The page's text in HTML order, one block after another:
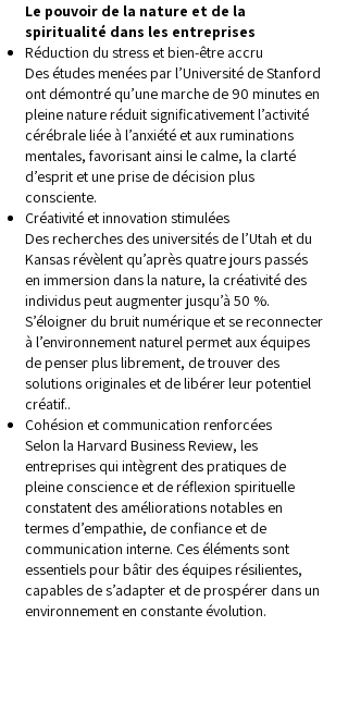
Le pouvoir de la nature et de la
spiritualité dans les entreprises
Réduction du stress et bien-être accru
Des études menées par l’Université de Stanford
ont démontré qu’une marche de 90 minutes en
pleine nature réduit significativement l’activité
cérébrale liée à l’anxiété et aux ruminations
mentales, favorisant ainsi le calme, la clarté
d’esprit et une prise de décision plus
consciente.
Créativité et innovation stimulées
Des recherches des universités de l’Utah et du
Kansas révèlent qu’après quatre jours passés
en immersion dans la nature, la créativité des
individus peut augmenter jusqu’à 50 %.
S’éloigner du bruit numérique et se reconnecter
à l’environnement naturel permet aux équipes
de penser plus librement, de trouver des
solutions originales et de libérer leur potentiel
créatif..
Cohésion et communication renforcées
Selon la Harvard Business Review, les
entreprises qui intègrent des pratiques de
pleine conscience et de réflexion spirituelle
constatent des améliorations notables en
termes d’empathie, de confiance et de
communication interne. Ces éléments sont
essentiels pour bâtir des équipes résilientes,
capables de s’adapter et de prospérer dans un
environnement en constante évolution.